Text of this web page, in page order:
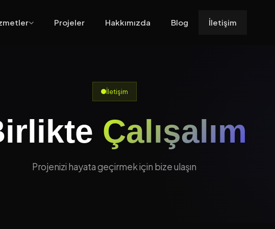
Projeler Hakkımızda Blog İletişim
İletişim
Çalışalım
Projenizi hayata geçirmek için bize ulaşın